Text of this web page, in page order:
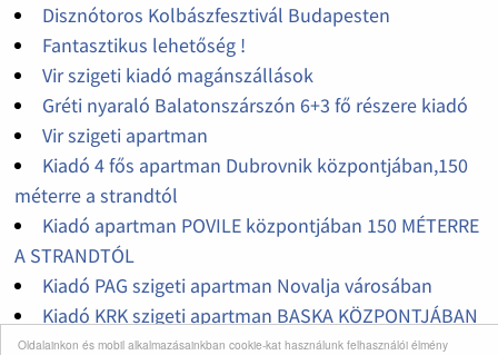
Oldalainkon és mobil alkalmazásainkban cookie-kat használunk felhasználói élmény
Disznótoros Kolbászfesztivál Budapesten
Fantasztikus lehetőség !
Vir szigeti kiadó magánszállások
Gréti nyaraló Balatonszárszón 6+3 fő részere kiadó
Vir szigeti apartman
Kiadó 4 fős apartman Dubrovnik központjában,150
méterre a strandtól
Kiadó apartman POVILE központjában 150 MÉTERRE
A STRANDTÓL
Kiadó PAG szigeti apartman Novalja városában
Kiadó KRK szigeti apartman BASKA KÖZPONTJÁBAN